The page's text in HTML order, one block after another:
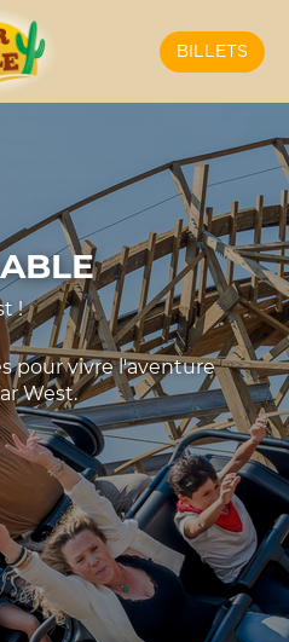
BILLETS
!
pour vivre l'aventure
West.